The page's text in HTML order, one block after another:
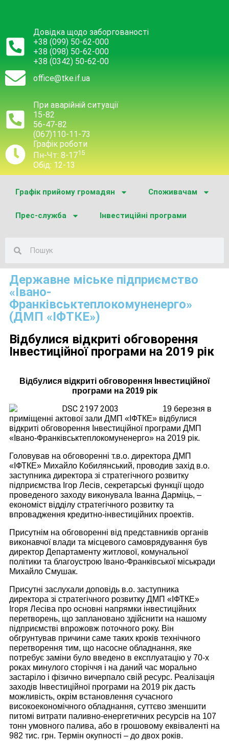
Довідка щодо заборгованості
+38 (099) 50-62-000
+38 (098) 50-62-000
+38 (0342) 50-62-00
office@tke.if.ua
При аварійній ситуації
15-82
56-47-82
(067)110-11-73
Графік роботи
Пн-Чт: 8-1715
Обід: 12-13
Графік прийому громадян Споживачам
Прес-служба Інвестиційні програми
Державне міське підприємство
«Івано-
Франківськтеплокомуненерго»
(ДМП «ІФТКЕ»)
Відбулися відкриті обговорення
Інвестиційної програми на 2019 рік
Відбулися відкриті обговорення Інвестиційної
програми на 2019 рік
19 березня в
приміщенні актової зали ДМП «ІФТКЕ» відбулися
відкриті обговорення Інвестиційної програми ДМП
«Івано-Франківськтеплокомуненерго» на 2019 рік.
Головував на обговоренні т.в.о. директора ДМП
«ІФТКЕ» Михайло Кобилянський, проводив захід в.о.
заступника директора зі стратегічного розвитку
підприємства Ігор Лесів, секретарські функції щодо
проведеного заходу виконувала Іванна Дарміць, –
економіст відділу стратегічного розвитку та
впровадження кредитно-інвестиційних проектів.
Присутнім на обговоренні від представників органів
виконавчої влади та місцевого самоврядування був
директор Департаменту житлової, комунальної
політики та благоустрою Івано-Франківської міськради
Михайло Смушак.
Присутні заслухали доповідь в.о. заступника
директора зі стратегічного розвитку ДМП «ІФТКЕ»
Ігоря Лесіва про основні напрямки інвестиційних
перетворень, що заплановано здійснити на нашому
підприємстві впрожовж поточного року. Він
обгрунтував причини саме таких кроків технічного
перетворення тим, що насосне обладнання, яке
потребує заміни було введено в експлуатацію у 70-х
роках минулого сторіччя і на даний час морально
застаріло і фізично вичерпало свій ресурс. Реалізація
заходів Інвестиційної програми на 2019 рік дасть
можливість, окрім встановлення сучасного
високоекономічного обладнання, суттєво зменшити
питомі витрати паливно-енергетичних ресурсів на 107
тонн умовного палива, або в грошовому еквіваленті на
982 тис. грн. Термін окупності – до двох років.